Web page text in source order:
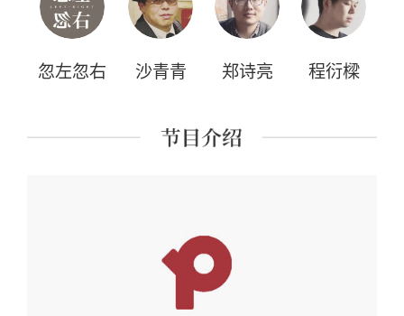
忽左忽右 沙青青 郑诗亮 程衍樑